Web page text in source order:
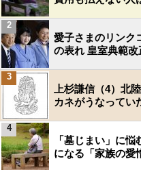
愛子さまのリンク
の表れ 皇室典範
2
上杉謙信（4）北
カネがうなってい
3
「墓じまい」に
になる「家族の愛
4